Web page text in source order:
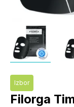
Izbor
Filorga